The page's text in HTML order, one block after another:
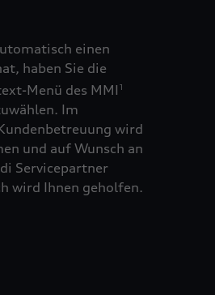
einen
haben Sie die
Menü des MMI 1
Im
wird
und auf Wunsch an
Servicepartner
wird Ihnen geholfen.